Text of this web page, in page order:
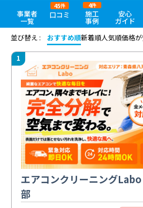
事業者
一覧
口コミ
45件
施工
事例
4件
安心
ガイド
並び替え :
おすすめ順新着順人気順価格が
1
エアコンクリーニング
部